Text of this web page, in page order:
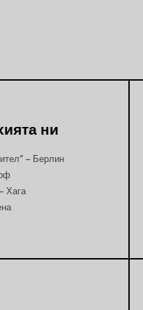
ни
– Берлин
Хага